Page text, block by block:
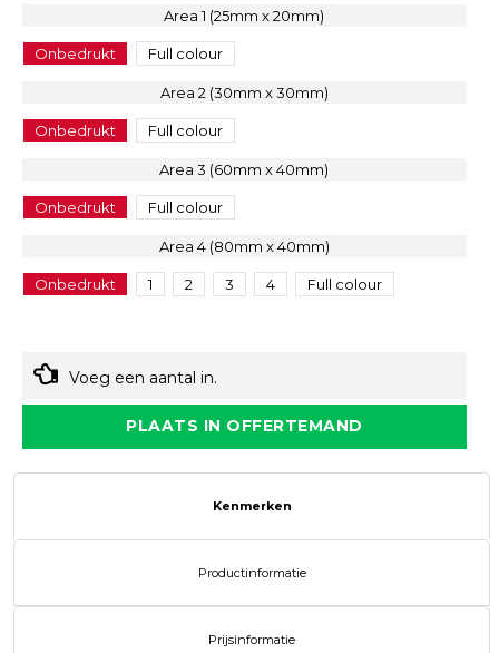
Area 1 (25mm x 20mm)
Onbedrukt Full colour
Area 2 (30mm x 30mm)
Onbedrukt Full colour
Area 3 (60mm x 40mm)
Onbedrukt Full colour
Area 4 (80mm x 40mm)
Onbedrukt 1 2 3 4 Full colour
Voeg een aantal in.
PLAATS IN OFFERTEMAND
Kenmerken
Productinformatie
Prijsinformatie